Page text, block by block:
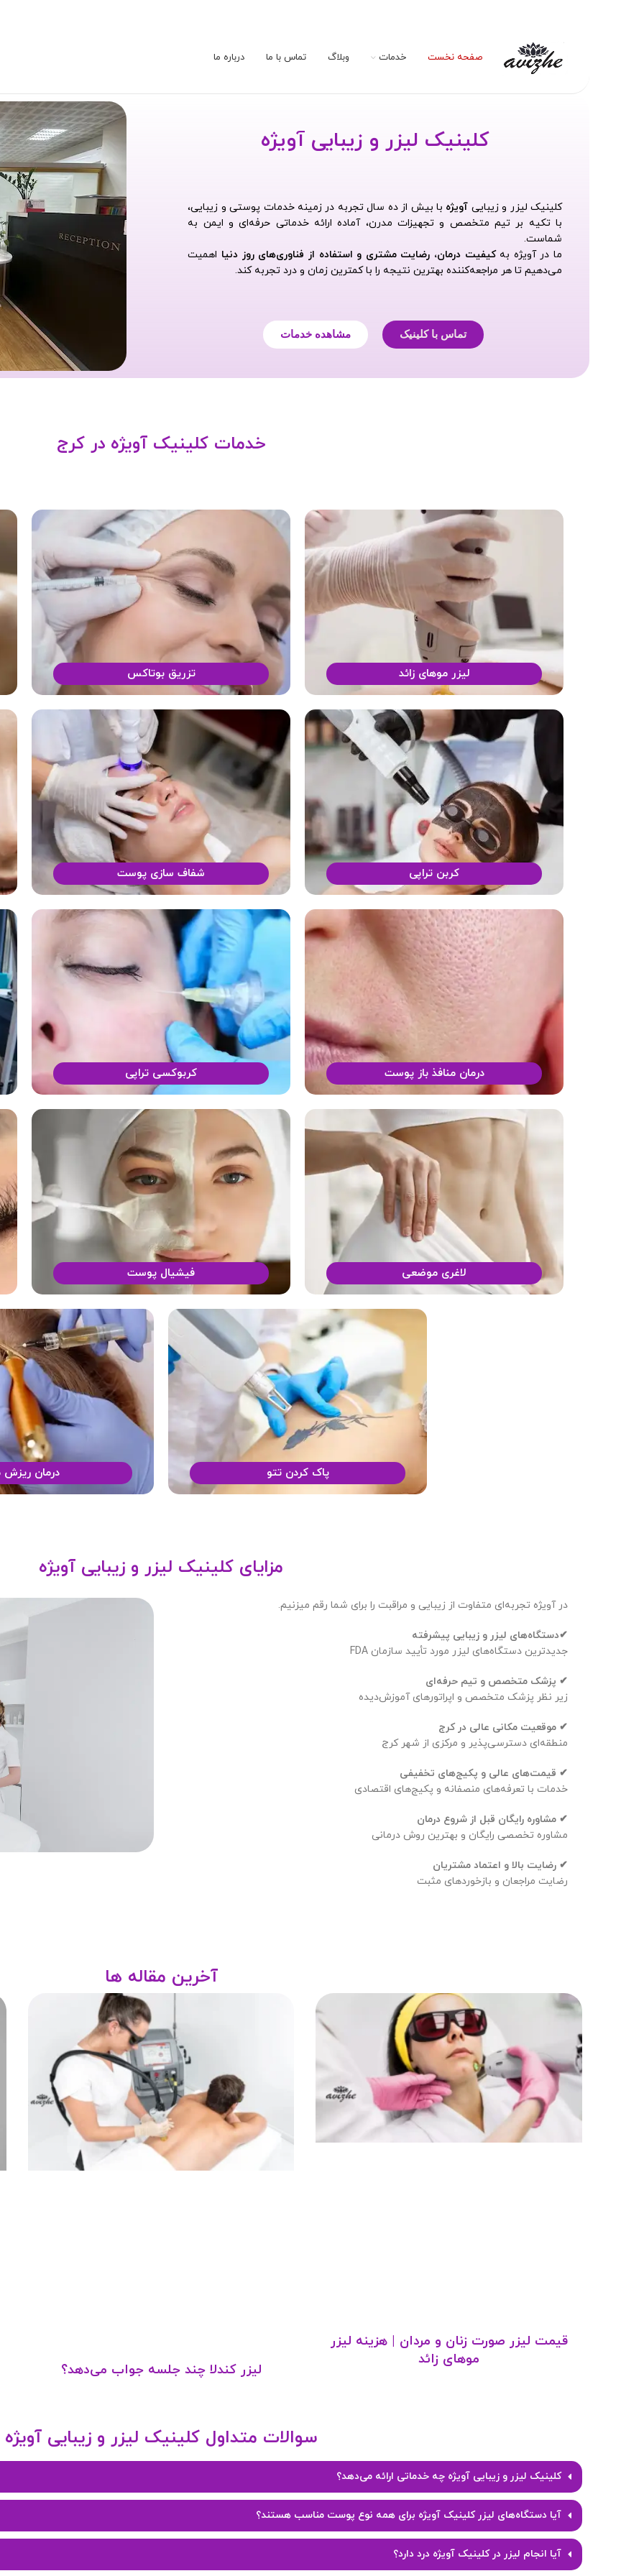
صفحه نخست خدمات وبلاگ تماس با ما درباره ما
کلینیک لیزر و زیبایی آویژه
کلینیک لیزر و زیبایی آویژه با بیش از ده سال تجربه در زمینه خدمات پوستی و زیبایی،
با تکیه بر تیم متخصص و تجهیزات مدرن، آماده ارائه خدماتی حرفه‌ای و ایمن به
شماست.
ما در آویژه بهکیفیت درمان، رضایت مشتری و استفاده از فناوری‌های روز دنیا اهمیت
می‌دهیم تا هر مراجعه‌کننده بهترین نتیجه را با کمترین زمان و درد تجربه کند.
تماس با کلینیک مشاهده خدمات
خدمات کلینیک آویژه در کرج
لیزر موهای زائد تزریق بوتاکس
کربن تراپی شفاف سازی پوست
درمان منافذ باز پوست کربوکسی تراپی
لاغری موضعی فیشیال پوست
پاک کردن تتو درمان ریزش
مزایای کلینیک لیزر و زیبایی آویژه
در آویژه تجربه‌ای متفاوت از زیبایی و مراقبت را برای شما رقم میزنیم.
✔دستگاه‌های لیزر و زیبایی پیشرفته
جدیدترین دستگاه‌های لیزر مورد تأیید سازمان FDA
✔ پزشک متخصص و تیم حرفه‌ای
زیر نظر پزشک متخصص و اپراتورهای آموزش‌دیده
✔ موقعیت مکانی عالی در کرج
منطقه‌ای دسترسی‌پذیر و مرکزی از شهر کرج
✔ قیمت‌های عالی و پکیج‌های تخفیفی
خدمات با تعرفه‌های منصفانه و پکیج‌های اقتصادی
✔ مشاوره رایگان قبل از شروع درمان
مشاوره تخصصی رایگان و بهترین روش درمانی
✔ رضایت بالا و اعتماد مشتریان
رضایت مراجعان و بازخوردهای مثبت
آخرین مقاله ها
قیمت لیزر صورت زنان و مردان | هزینه لیزر
موهای زائد
لیزر کندلا چند جلسه جواب می‌دهد؟
سوالات متداول کلینیک لیزر و زیبایی آویژه
کلینیک لیزر و زیبایی آویژه چه خدماتی ارائه می‌دهد؟
آیا دستگاه‌های لیزر کلینیک آویژه برای همه نوع پوست مناسب هستند؟
آیا انجام لیزر در کلینیک آویژه درد دارد؟